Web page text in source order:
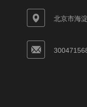
北京市海